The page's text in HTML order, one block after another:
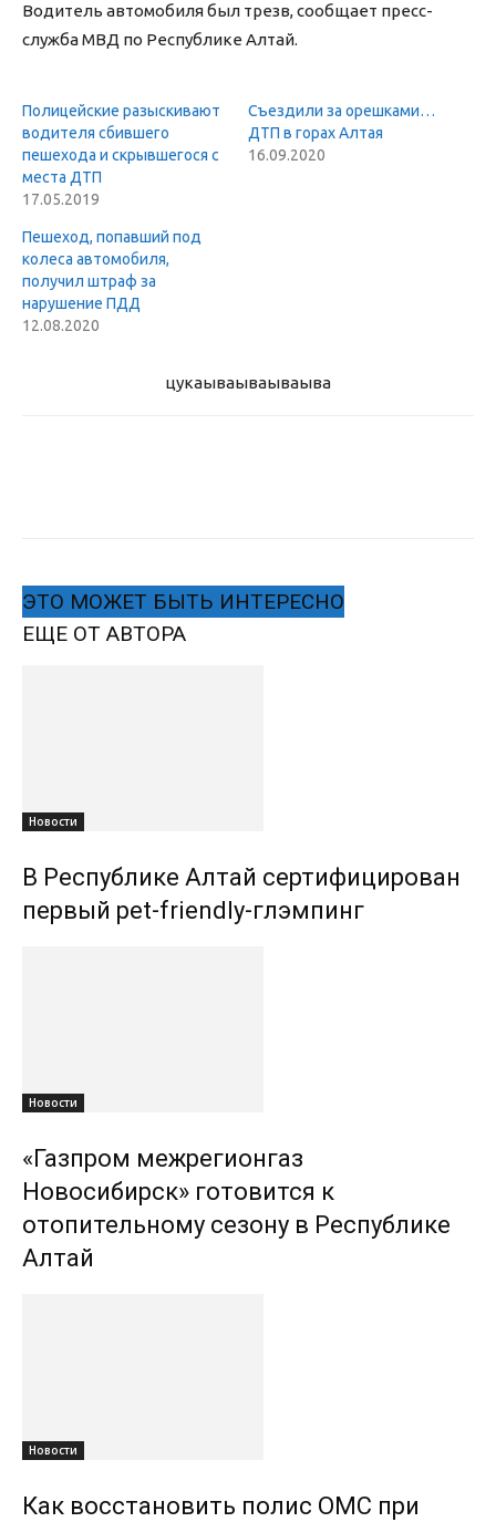
Водитель автомобиля был трезв, сообщает пресс-
служба МВД по Республике Алтай.
Полицейские разыскивают
водителя сбившего
пешехода и скрывшегося с
места ДТП
17.05.2019
Съездили за орешками…
ДТП в горах Алтая
16.09.2020
Пешеход, попавший под
колеса автомобиля,
получил штраф за
нарушение ПДД
12.08.2020
цукаываываываыва
ЭТО МОЖЕТ БЫТЬ ИНТЕРЕСНО
ЕЩЕ ОТ АВТОРА
Новости
В Республике Алтай сертифицирован
первый pet-friendly-глэмпинг
Новости
«Газпром межрегионгаз
Новосибирск» готовится к
отопительному сезону в Республике
Алтай
Новости
Как восстановить полис ОМС при